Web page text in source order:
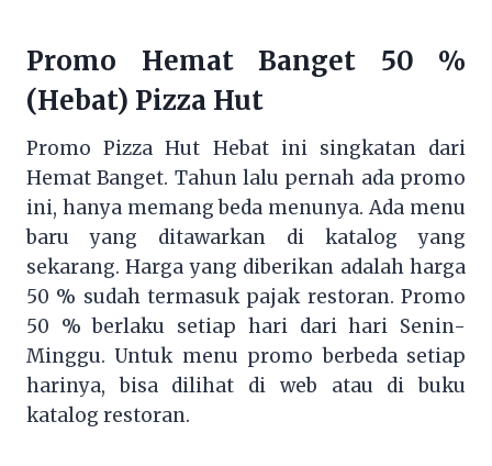
Promo Hemat Banget 50 %
(Hebat) Pizza Hut
Promo Pizza Hut Hebat ini singkatan dari
Hemat Banget. Tahun lalu pernah ada promo
ini, hanya memang beda menunya. Ada menu
baru yang ditawarkan di katalog yang
sekarang. Harga yang diberikan adalah harga
50 % sudah termasuk pajak restoran. Promo
50 % berlaku setiap hari dari hari Senin-
Minggu. Untuk menu promo berbeda setiap
harinya, bisa dilihat di web atau di buku
katalog restoran.